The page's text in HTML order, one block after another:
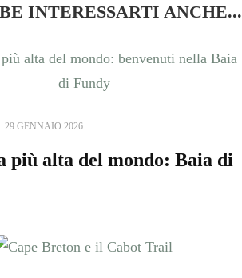
INTERESSARTI ANCHE...
29 GENNAIO 2026
più alta del mondo: Baia di